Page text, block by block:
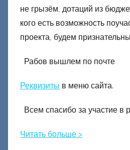
не грызём, дотаций из
кого есть возможность
проекта, будем
Рабов вышлем по почте
Реквизиты в меню сайта.
Всем спасибо за участие в
Читать больше >